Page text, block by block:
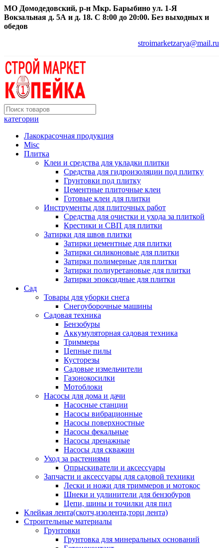
МО Домодедовский, р-н Мкр. Барыбино ул. 1-Я
Вокзальная д. 5А и д. 18. С 8:00 до 20:00. Без выходных и
обедов
stroimarketzarya@mail.ru
категории
Лакокрасочная продукция
Misc
Плитка
Клеи и средства для укладки плитки
Средства для гидроизоляции под плитку
Грунтовки под плитку
Цементные плиточные клеи
Готовые клеи для плитки
Инструменты для плиточных работ
Средства для очистки и ухода за плиткой
Крестики и СВП для плитки
Затирки для швов плитки
Затирки цементные для плитки
Затирки силиконовые для плитки
Затирки полимерные для плитки
Затирки полиуретановые для плитки
Затирки эпоксидные для плитки
Сад
Товары для уборки снега
Снегоуборочные машины
Садовая техника
Бензобуры
Аккумуляторная садовая техника
Триммеры
Цепные пилы
Кусторезы
Садовые измельчители
Газонокосилки
Мотоблоки
Насосы для дома и дачи
Насосные станции
Насосы вибрационные
Насосы поверхностные
Насосы фекальные
Насосы дренажные
Насосы для скважин
Уход за растениями
Опрыскиватели и аксессуары
Запчасти и аксессуары для садовой техники
Лески и ножи для триммеров и мотокос
Шнеки и удлинители для бензобуров
Цепи, шины и точилки для пил
Клейкая лента(скотч,изолента,торц лента)
Строительные материалы
Грунтовки
Грунтовка для минеральных оснований